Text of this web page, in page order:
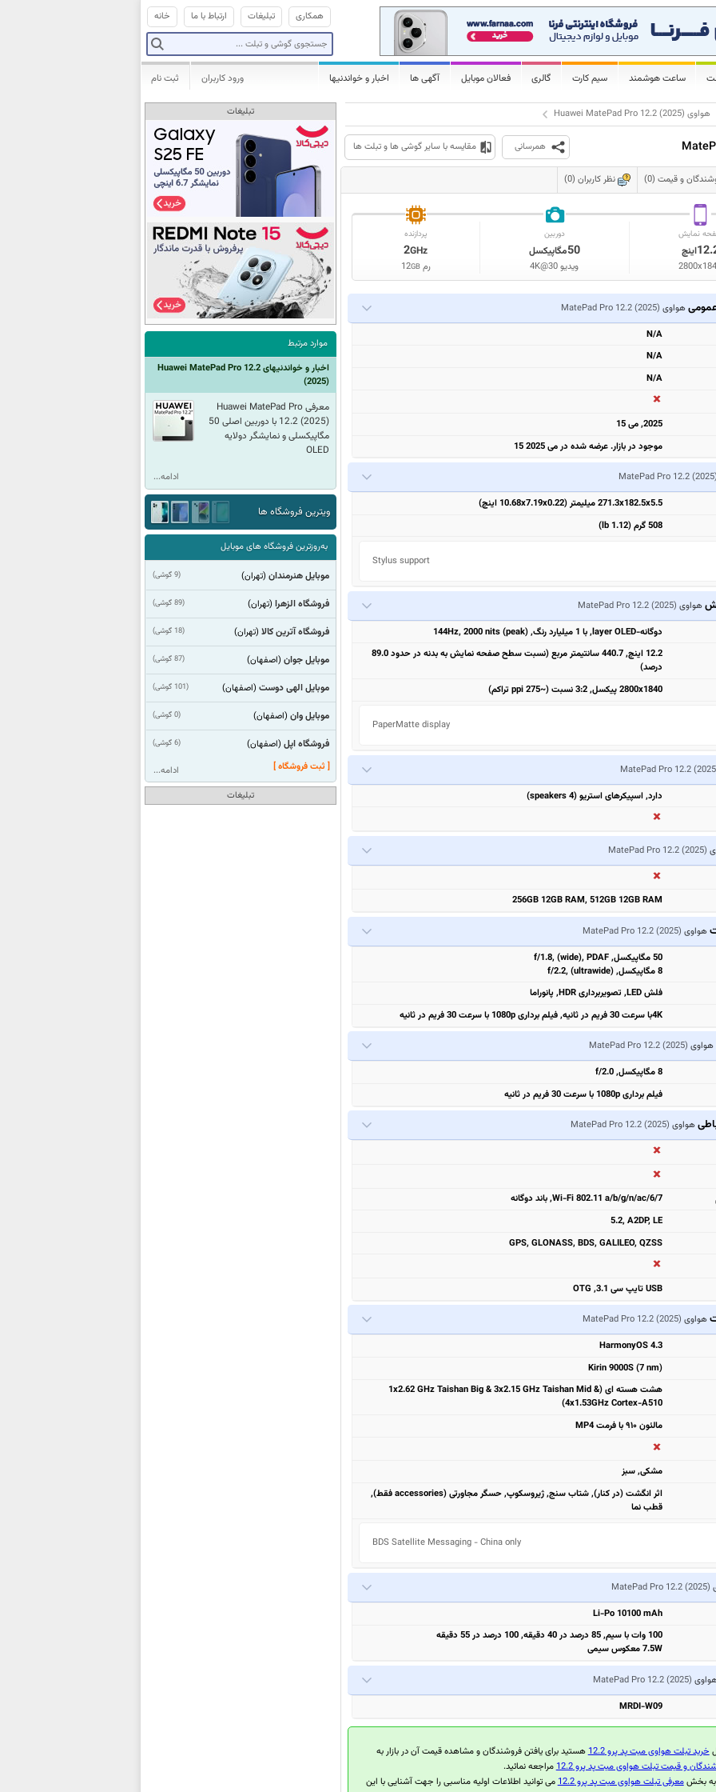
خانه ارتباط با ما تبلیغات همکاری
ساعت هوشمند سیم کارت گالری فعالان موبایل آگهی ها اخبار و خواندنیها ثبت نام ورود کاربران
هواوی Huawei MatePad Pro 12.2 (2025)
همرسانی مقایسه با سایر گوشی ها و تبلت ها
و قیمت (0) نظر کاربران (0)
نمایش
اینچ
دوربین
50مگاپیکسل
ویدیو 4K@30
پردازنده
2GHz
رم 12GB
هواوی MatePad Pro 12.2 (2025)
N/A
N/A
N/A
2025, می 15
موجود در بازار. عرضه شده در می 2025 15
MatePad Pro 12.2 (2025)
271.3x182.5x5.5 میلیمتر (10.68x7.19x0.22 اینچ)
508 گرم (1.12 lb)
Stylus support
هواوی MatePad Pro 12.2 (2025)
دوگانه-layer OLED, با 1 میلیارد رنگ, 144Hz, 2000 nits (peak)
12.2 اینچ, 440.7 سانتیمتر مربع (نسبت سطح صفحه نمایش به بدنه در حدود 89.0
درصد)
2800x1840 پیکسل, 3:2 نسبت (~275 ppi تراکم)
PaperMatte display
MatePad Pro 12.2
دارد, اسپیکرهای استریو (4 speakers)
MatePad Pro 12.2 (2025)
256GB 12GB RAM, 512GB 12GB RAM
هواوی MatePad Pro 12.2 (2025)
50 مگاپیکسل, f/1.8, (wide), PDAF
8 مگاپیکسل, f/2.2, (ultrawide)
فلش LED, تصویربرداری HDR, پانوراما
4Kبا سرعت 30 فریم در ثانیه, فیلم برداری 1080p با سرعت 30 فریم در ثانیه
هواوی MatePad Pro 12.2 (2025)
8 مگاپیکسل, f/2.0
فیلم برداری 1080p با سرعت 30 فریم در ثانیه
هواوی MatePad Pro 12.2 (2025)
Wi-Fi 802.11 a/b/g/n/ac/6/7, باند دوگانه
5.2, A2DP, LE
GPS, GLONASS, BDS, GALILEO, QZSS
USB تایپ سی 3.1, OTG
هواوی MatePad Pro 12.2 (2025)
HarmonyOS 4.3
Kirin 9000S (7 nm)
هشت هسته ای (1x2.62 GHz Taishan Big & 3x2.15 GHz Taishan Mid &
4x1.53GHz Cortex-A510)
مالئون ۹۱۰ با فرمت MP4
مشكی, سبز
اثر انگشت (در کنار), شتاب سنج, ژیروسکوپ, حسگر مجاورتی (accessories فقط),
قطب نما
BDS Satellite Messaging - China only
MatePad Pro 12.2 (2025)
Li-Po 10100 mAh
100 وات با سیم, 85 درصد در 40 دقیقه, 100 درصد در 55 دقیقه
7.5W معکوس سیمی
MatePad Pro 12.2 (2025)
MRDI-W09
خرید تبلت هواوی میت پد پرو 12.2
هستید برای یافتن فروشندگان و مشاهده قیمت آن در بازار به
و قیمت تبلت هواوی میت پد پرو 12.2
مراجعه نمائید.
به بخشمعرفی تبلت هواوی میت پد پرو 12.2
می توانید اطلاعات اولیه مناسبی را جهت آشنایی با این
تبلیغات
موارد مرتبط
اخبار و خواندنیهایHuawei MatePad Pro 12.2
(2025)
معرفی Huawei MatePad Pro
12.2 (2025) با دوربین اصلی 50
مگاپیکسلی و نمایشگر دولایه
OLED
ادامه...
ویترین فروشگاه ها
به‌روزترین فروشگاه های موبایل
(9 گوشی) موبایل هنرمندان (تهران)
(89 گوشی) فروشگاه الزهرا (تهران)
(18 گوشی) فروشگاه آترین کالا (تهران)
(87 گوشی) موبایل جوان (اصفهان)
(101 گوشی) موبایل الهی دوست (اصفهان)
(0 گوشی) موبایل وان (اصفهان)
(6 گوشی) فروشگاه اپل (اصفهان)
[ ثبت فروشگاه ]
ادامه...
تبلیغات